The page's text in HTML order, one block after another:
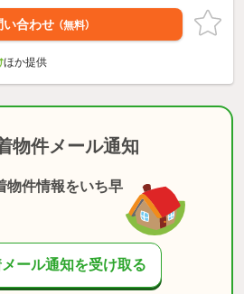
い合わせ （無料）
ほか提供
物件メール通知
物件情報をいち早
ール通知を受け取る